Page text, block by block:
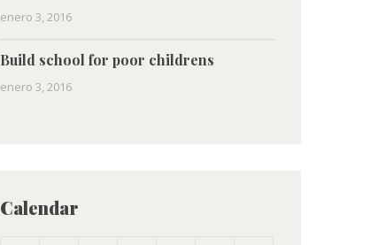
enero 3, 2016
Build school for poor childrens
enero 3, 2016
Calendar